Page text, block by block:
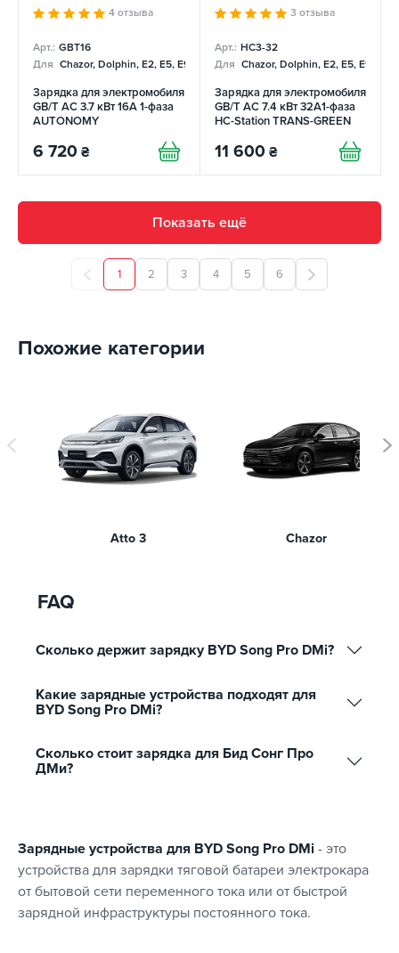
4 отзыва
Арт.: GBT16
Для Chazor, Dolphin, E2, E5, E9, Mercedes
Зарядка для электромобиля
GB/T AC 3.7 кВт 16А 1-фаза
AUTONOMY
6 720 ₴
3 отзыва
Арт.: НC3-32
Для Chazor, Dolphin, E2, E5, E9,
Зарядка для электромобиля
GB/T AC 7.4 кВт 32A1-фаза
HC-Station TRANS-GREEN
11 600 ₴
Показать ещё
1 2 3 4 5 6
Похожие категории
Atto 3 Chazor
FAQ
Сколько держит зарядку BYD Song Pro DMi?
Какие зарядные устройства подходят для
BYD Song Pro DMi?
Сколько стоит зарядка для Бид Сонг Про
ДМи?
Зарядные устройства для BYD Song Pro DMi - это
устройства для зарядки тяговой батареи электрокара
от бытовой сети переменного тока или от быстрой
зарядной инфраструктуры постоянного тока.